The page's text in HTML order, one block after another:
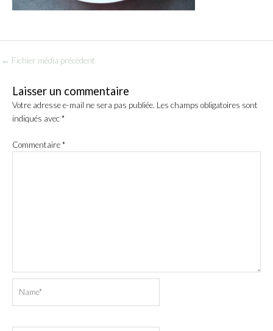
← Fichier média précédent
Laisser un commentaire
Votre adresse e-mail ne sera pas publiée. Les champs obligatoires sont
indiqués avec*
Commentaire*